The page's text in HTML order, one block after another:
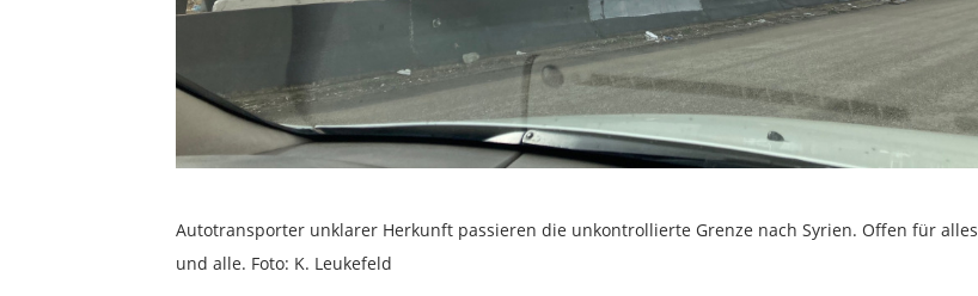
Autotransporter unklarer Herkunft passieren die unkontrollierte Grenze nach Syrien. Offen für alles
und alle. Foto: K. Leukefeld